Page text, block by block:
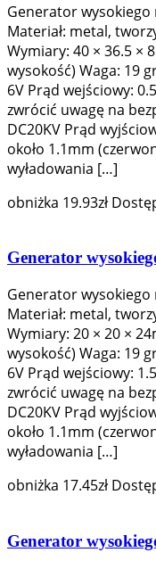
Generator wysokiego
Materiał: metal,
Wymiary: 40 × 36.5 ×
wysokość) Waga: 19
6V Prąd wejściowy:
zwrócić uwagę na
DC20KV Prąd
około 1.1mm
wyładowania […]
obniżka 19.93zł
Generator
Generator wysokiego
Materiał: metal,
Wymiary: 20 × 20 ×
wysokość) Waga: 19
6V Prąd wejściowy:
zwrócić uwagę na
DC20KV Prąd
około 1.1mm
wyładowania […]
obniżka 17.45zł
Generator